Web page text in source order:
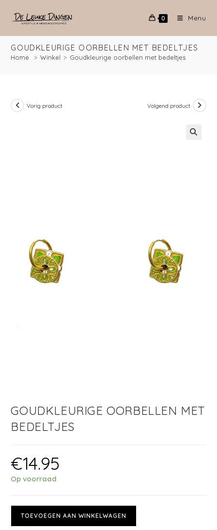
0 Menu
GOUDKLEURIGE OORBELLEN MET BEDELTJES
Home > Winkel > Goudkleurige oorbellen met bedeltjes
Vorig product Volgend product
GOUDKLEURIGE OORBELLEN MET
BEDELTJES
€14.95
Op voorraad
TOEVOEGEN AAN WINKELWAGEN